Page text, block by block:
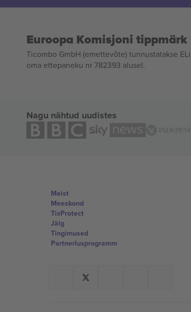
Euroopa Komisjoni tippmärk
Ticombo GmbH (emettevõte) tunnustatakse
oma ettepaneku nr 782393 alusel.
Nagu nähtud uudistes
Meist
Meeskond
TixProtect
Jälg
Tingimused
Partnerlusprogramm